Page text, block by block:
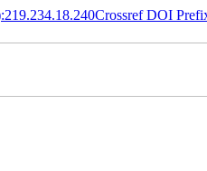
Crossref DOI